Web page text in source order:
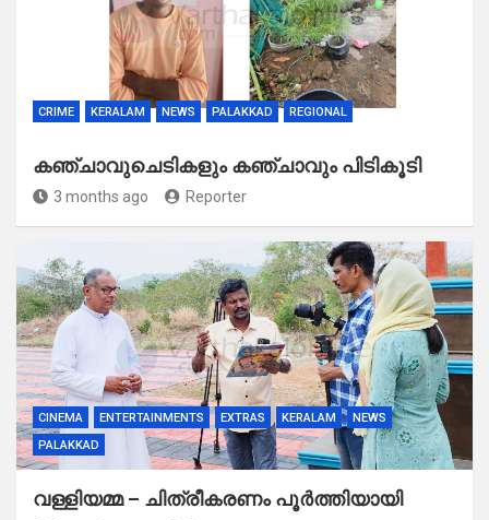
CRIME KERALAM NEWS PALAKKAD REGIONAL
കഞ്ചാവുചെടികളും കഞ്ചാവും പിടികൂടി
3 months ago Reporter
CINEMA ENTERTAINMENTS EXTRAS KERALAM
NEWS
PALAKKAD
വള്ളിയമ്മ – ചിത്രീകരണം പൂർത്തിയായി